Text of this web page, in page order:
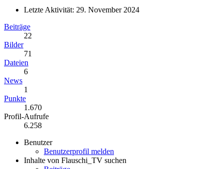
Letzte Aktivität: 29. November 2024
Beiträge
22
Bilder
71
Dateien
6
News
1
Punkte
1.670
Profil-Aufrufe
6.258
Benutzer
Benutzerprofil melden
Inhalte von Flauschi_TV suchen